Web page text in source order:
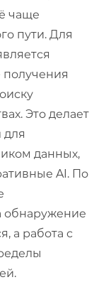
чаще
пути. Для
Это делает
данных,
AI. По
обнаружение
а работа с